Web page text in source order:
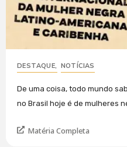
DESTAQUE, NOTÍCIAS
De uma coisa, todo mundo
no Brasil hoje é de mulheres
Matéria Completa